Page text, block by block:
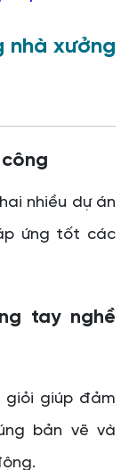
nhà xưởng
nhiều dự án
ứng tốt các
tay nghề
giúp đảm
bản vẽ và